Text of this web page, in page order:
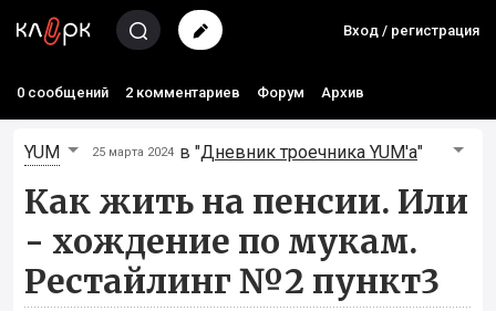
Вход / регистрация
0 сообщений 2 комментариев Форум Архив
YUM 25 марта 2024 в "Дневник троечника YUM'а"
Как жить на пенсии. Или
- хождение по мукам.
Рестайлинг №2 пункт3